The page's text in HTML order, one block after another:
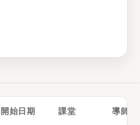
開始日期 課堂 導師